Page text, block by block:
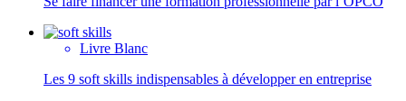
Livre Blanc
Les 9 soft skills indispensables à développer en entreprise